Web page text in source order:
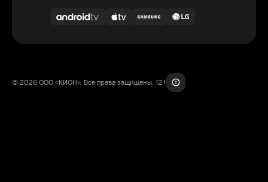
© 2026 ООО «КИОН». Все права защищены. 12+